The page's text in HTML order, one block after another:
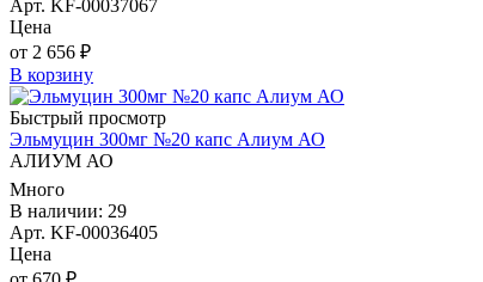
Арт. KF-00037067
Цена
от 2 656 ₽
В корзину
Быстрый просмотр
Эльмуцин 300мг №20 капс Алиум АО
АЛИУМ АО
Много
В наличии: 29
Арт. KF-00036405
Цена